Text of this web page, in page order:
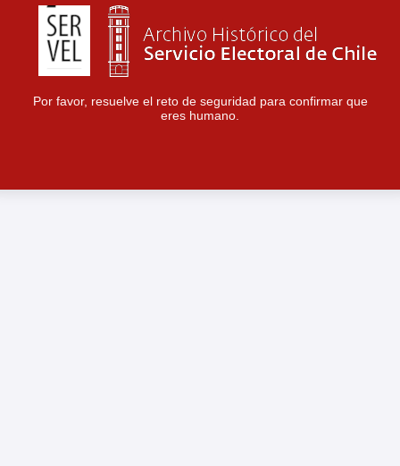
Por favor, resuelve el reto de seguridad para confirmar que
eres humano.